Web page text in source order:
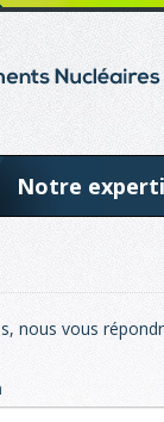
Notre
nous vous